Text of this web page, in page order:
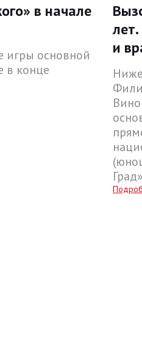
в начале
основной
в конце
и